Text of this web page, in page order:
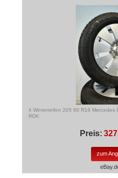
4 Winterreifen 205 60 R16 Mercedes
RDK.
Preis:
zum